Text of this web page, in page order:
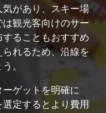
があり、スキー場
観光客向けのサー
ることもおすすめ
れるため、沿線を
。
ゲットを明確に
定するとより費用